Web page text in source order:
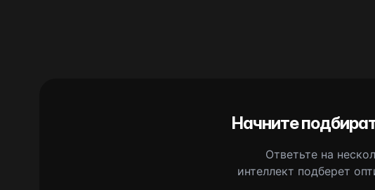
Начните
Ответьте на
интеллект подберет